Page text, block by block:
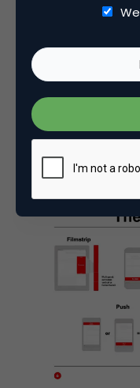
Onverwachte
en ook instream
Zorg ervoor dat
eenvoudig kan